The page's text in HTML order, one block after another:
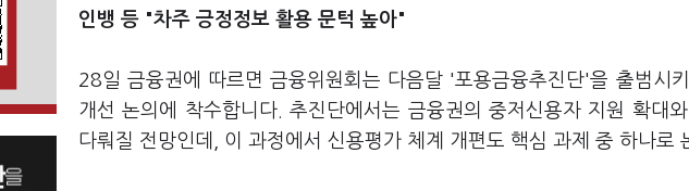
인뱅 등 "차주 긍정정보 활용 문턱 높아"
28일 금융권에 따르면 금융위원회는 다음달 '포용금융추진단'을 출범시
개선 논의에 착수합니다. 추진단에서는 금융권의 중저신용자 지원 확대
다뤄질 전망인데, 이 과정에서 신용평가 체계 개편도 핵심 과제 중 하나로